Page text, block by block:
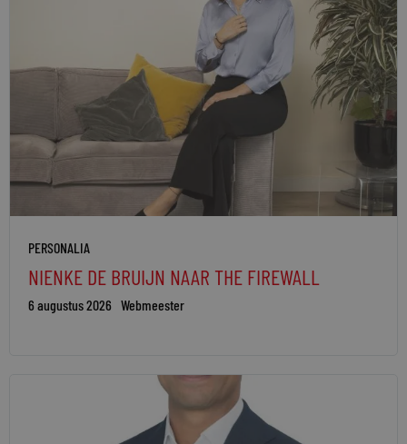
PERSONALIA
NIENKE DE BRUIJN NAAR THE FIREWALL
6 augustus 2026 Webmeester